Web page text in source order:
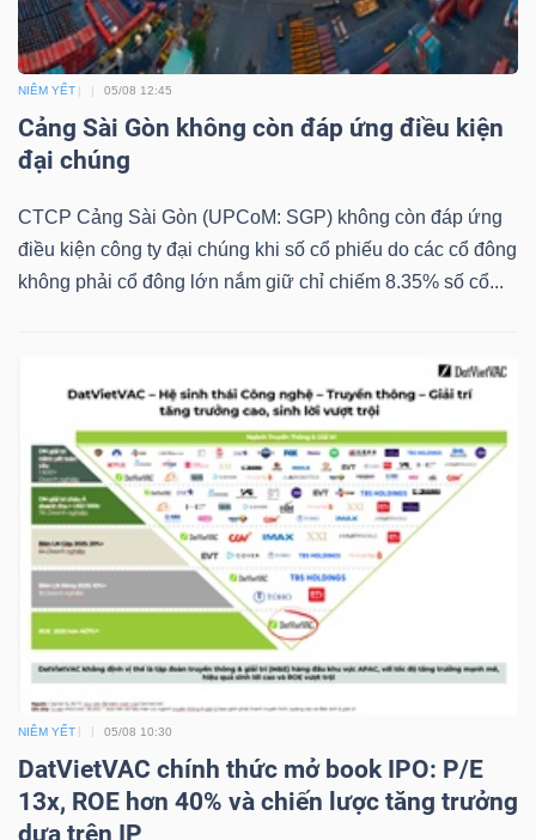
NIÊM YẾT 05/08 12:45
Cảng Sài Gòn không còn đáp ứng điều kiện
đại chúng
CTCP Cảng Sài Gòn (UPCoM: SGP) không còn đáp ứng
điều kiện công ty đại chúng khi số cổ phiếu do các cổ đông
không phải cổ đông lớn nắm giữ chỉ chiếm 8.35% số cổ...
NIÊM YẾT 05/08 10:30
DatVietVAC chính thức mở book IPO: P/E
13x, ROE hơn 40% và chiến lược tăng trưởng
dựa trên IP
NĂNG
LIỆU
CÔNG
NGHIỆP
TIÊU
KHÔNG
THIẾT